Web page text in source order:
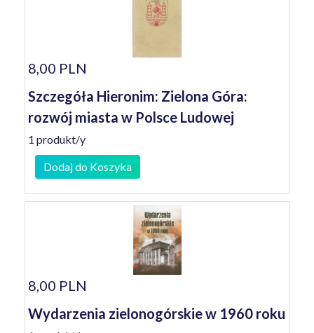
8,00 PLN
Szczegóła Hieronim: Zielona Góra:
rozwój miasta w Polsce Ludowej
1 produkt/y
Dodaj do Koszyka
8,00 PLN
Wydarzenia zielonogórskie w 1960 roku